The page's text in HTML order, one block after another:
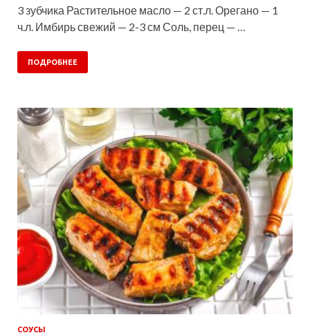
3 зубчика Растительное масло — 2 ст.л. Орегано — 1
ч.л. Имбирь свежий — 2-3 см Соль, перец — …
ПОДРОБНЕЕ
СОУСЫ